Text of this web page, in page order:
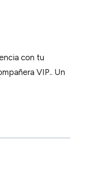
con tu
VIP.. Un